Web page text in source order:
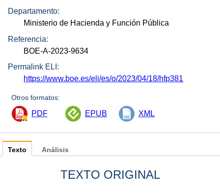
Departamento:
Ministerio de Hacienda y Función Pública
Referencia:
BOE-A-2023-9634
Permalink ELI:
https://www.boe.es/eli/es/o/2023/04/18/hfp381
Otros formatos:
PDF EPUB XML
Texto
TEXTO ORIGINAL
Análisis